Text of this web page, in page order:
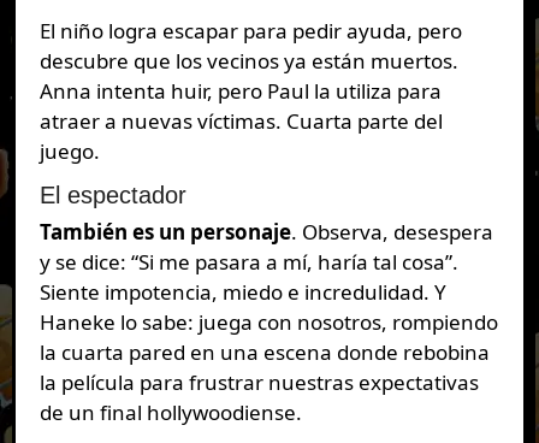
El niño logra escapar para pedir ayuda, pero
descubre que los vecinos ya están muertos.
Anna intenta huir, pero Paul la utiliza para
atraer a nuevas víctimas. Cuarta parte del
juego.
El espectador
También es un personaje. Observa, desespera
y se dice: “Si me pasara a mí, haría tal cosa”.
Siente impotencia, miedo e incredulidad. Y
Haneke lo sabe: juega con nosotros, rompiendo
la cuarta pared en una escena donde rebobina
la película para frustrar nuestras expectativas
de un final hollywoodiense.